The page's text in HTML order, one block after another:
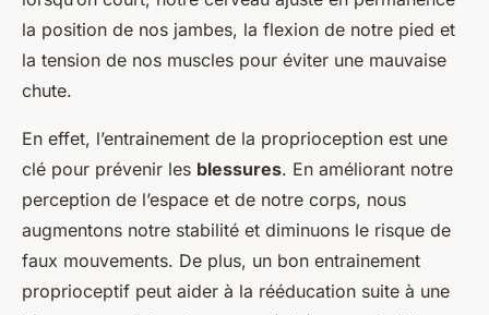
la position de nos jambes, la flexion de notre pied et
la tension de nos muscles pour éviter une mauvaise
chute.
En effet, l’entrainement de la proprioception est une
clé pour prévenir les blessures. En améliorant notre
perception de l’espace et de notre corps, nous
augmentons notre stabilité et diminuons le risque de
faux mouvements. De plus, un bon entrainement
proprioceptif peut aider à la rééducation suite à une